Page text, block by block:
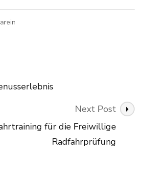
Next Post
für die Freiwillige
Radfahrprüfung